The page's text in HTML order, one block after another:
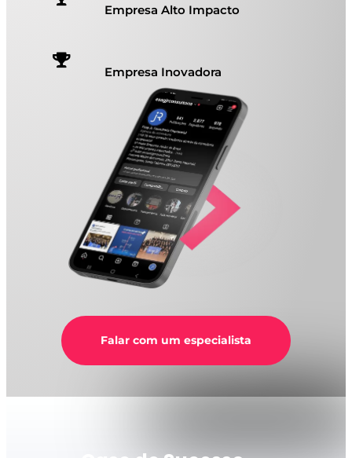
Empresa Alto Impacto
Empresa Inovadora
Falar com um especialista